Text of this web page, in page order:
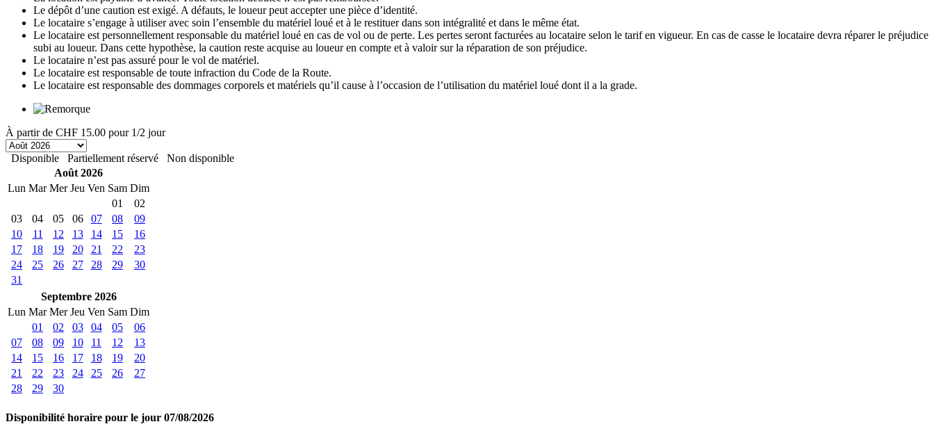
Le dépôt d’une caution est exigé. A défauts, le loueur peut accepter une pièce d’identité.
Le locataire s’engage à utiliser avec soin l’ensemble du matériel loué et à le restituer dans son intégralité et dans le même état.
Le locataire est personnellement responsable du matériel loué en cas de vol ou de perte. Les pertes seront facturées au locataire selon le tarif en vigueur. En cas de casse le locataire devra réparer le préjudice
subi au loueur. Dans cette hypothèse, la caution reste acquise au loueur en compte et à valoir sur la réparation de son préjudice.
Le locataire n’est pas assuré pour le vol de matériel.
Le locataire est responsable de toute infraction du Code de la Route.
Le locataire est responsable des dommages corporels et matériels qu’il cause à l’occasion de l’utilisation du matériel loué dont il a la grade.
À partir de CHF 15.00 pour 1/2 jour
Disponible Partiellement réservé
Non disponible
Août 2026
Lun Mar Mer Jeu Ven Sam Dim
01
02
03
04 05 06 07 08
09
10
11 12 13 14 15
16
17
18 19 20 21 22
23
24
25 26 27 28 29
30
31
Septembre 2026
Lun Mar Mer Jeu Ven Sam Dim
01
02 03 04 05
06
07
08 09 10 11 12
13
14
15 16 17 18 19
20
21
22 23 24 25 26
27
28
29 30
Disponibilité horaire pour le jour 07/08/2026